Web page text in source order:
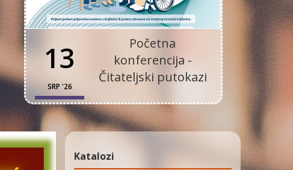
13
SRP '26
Početna
konferencija -
Čitateljski putokazi
Katalozi